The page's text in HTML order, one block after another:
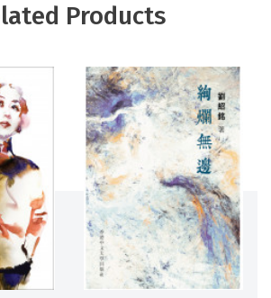
Products